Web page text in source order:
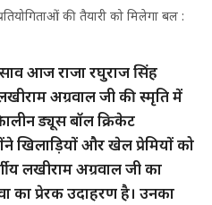
की तैयारी को मिलेगा बल :
आज राजा रघुराज सिंह
अग्रवाल जी की स्मृति में
ड्यूस बॉल क्रिकेट
खिलाड़ियों और खेल प्रेमियों को
लखीराम अग्रवाल जी का
प्रेरक उदाहरण है। उनका